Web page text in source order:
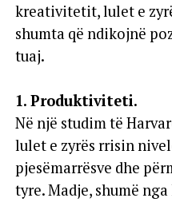
kreativitetit, lulet e
shumta që ndikojnë
tuaj.
1. Produktiviteti.
Në një studim të
lulet e zyrës rrisin
pjesëmarrësve dhe
tyre. Madje, shumë